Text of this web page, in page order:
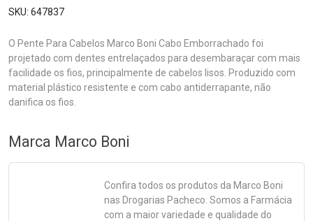
647837
O Pente Para Cabelos Marco Boni Cabo Emborrachado foi
projetado com dentes entrelaçados para desembaraçar com mais
facilidade os fios, principalmente de cabelos lisos. Produzido com
material plástico resistente e com cabo antiderrapante, não
danifica os fios.
Marca Marco Boni
Confira todos os produtos da Marco Boni
nas Drogarias Pacheco. Somos a Farmácia
com a maior variedade e qualidade do